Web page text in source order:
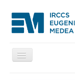
Cambia
navigazione